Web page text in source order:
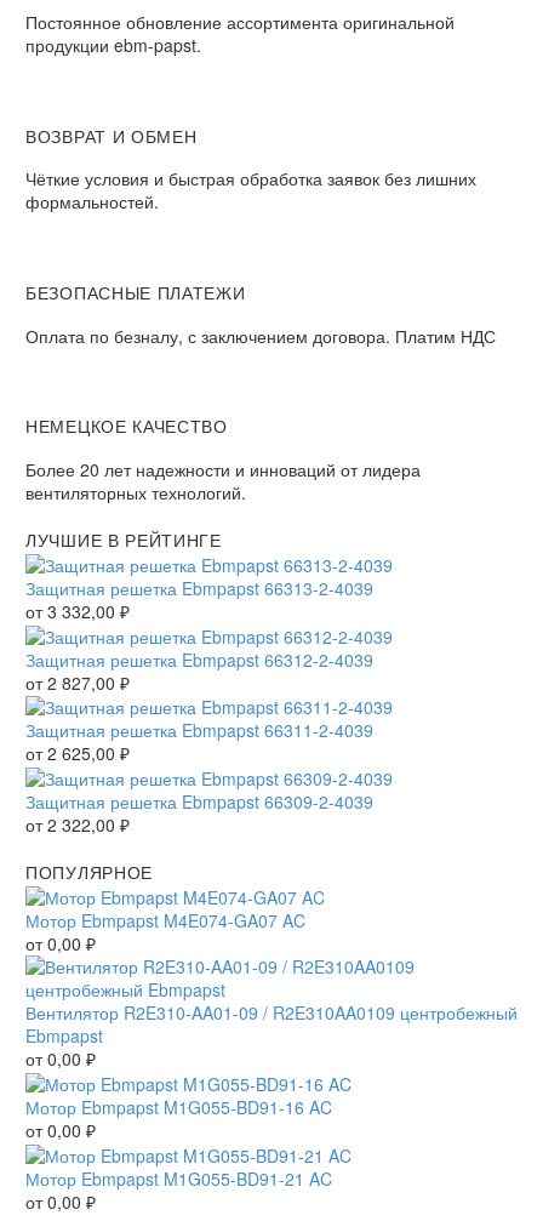
Постоянное обновление ассортимента оригинальной
продукции ebm-papst.
ВОЗВРАТ И ОБМЕН
Чёткие условия и быстрая обработка заявок без лишних
формальностей.
БЕЗОПАСНЫЕ ПЛАТЕЖИ
Оплата по безналу, с заключением договора. Платим НДС
НЕМЕЦКОЕ КАЧЕСТВО
Более 20 лет надежности и инноваций от лидера
вентиляторных технологий.
ЛУЧШИЕ В РЕЙТИНГЕ
Защитная решетка Ebmpapst 66313-2-4039
от3 332,00 ₽
Защитная решетка Ebmpapst 66312-2-4039
от2 827,00 ₽
Защитная решетка Ebmpapst 66311-2-4039
от2 625,00 ₽
Защитная решетка Ebmpapst 66309-2-4039
от2 322,00 ₽
ПОПУЛЯРНОЕ
Мотор Ebmpapst M4E074-GA07 AC
от0,00 ₽
Вентилятор R2E310-AA01-09 / R2E310AA0109 центробежный
Ebmpapst
от0,00 ₽
Мотор Ebmpapst M1G055-BD91-16 AC
от0,00 ₽
Мотор Ebmpapst M1G055-BD91-21 AC
от0,00 ₽